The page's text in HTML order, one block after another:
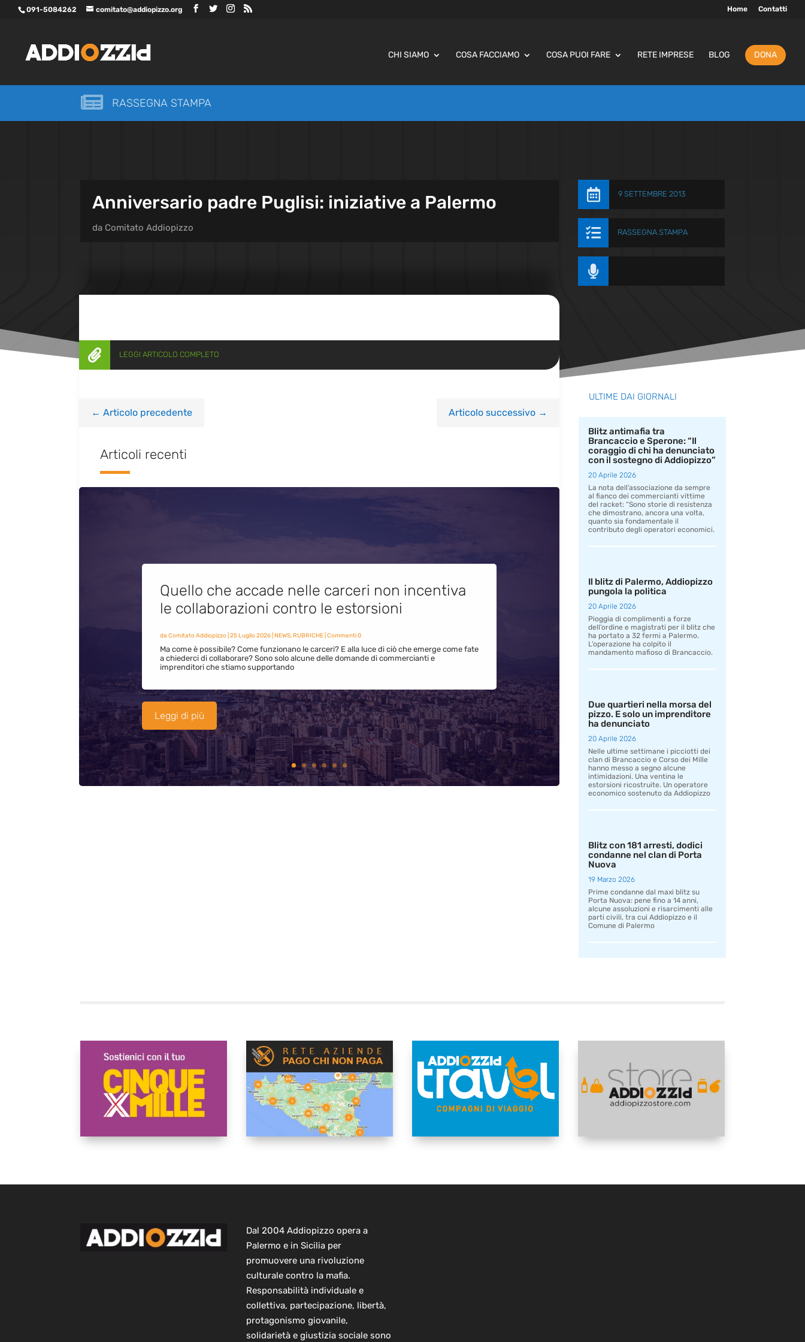
091-5084262 comitato@addiopizzo.org Home Contatti
CHI SIAMO COSA FACCIAMO COSA PUOI FARE RETE IMPRESE BLOG DONA
 RASSEGNA STAMPA
Anniversario padre Puglisi: iniziative a Palermo
da Comitato Addiopizzo
 9 SETTEMBRE 2013
 RASSEGNA STAMPA

 LEGGI ARTICOLO COMPLETO
← Articolo precedente Articolo successivo→
Articoli recenti
Quello che accade nelle carceri non incentiva
le collaborazioni contro le estorsioni
da Comitato Addiopizzo| 25 Luglio 2026| NEWS,RUBRICHE| Commenti 0
Ma come è possibile? Come funzionano le carceri? E alla luce di ciò che emerge come fate
a chiederci di collaborare? Sono solo alcune delle domande di commercianti e
imprenditori che stiamo supportando
Leggi di più
ULTIME DAI GIORNALI
Blitz antimafia tra
Brancaccio e Sperone: “Il
coraggio di chi ha denunciato
con il sostegno di Addiopizzo”
20 Aprile 2026
La nota dell’associazione da sempre
al fianco dei commercianti vittime
del racket: “Sono storie di resistenza
che dimostrano, ancora una volta,
quanto sia fondamentale il
contributo degli operatori economici.
Il blitz di Palermo, Addiopizzo
pungola la politica
20 Aprile 2026
Pioggia di complimenti a forze
dell’ordine e magistrati per il blitz che
ha portato a 32 fermi a Palermo.
L’operazione ha colpito il
mandamento mafioso di Brancaccio.
Due quartieri nella morsa del
pizzo. E solo un imprenditore
ha denunciato
20 Aprile 2026
Nelle ultime settimane i picciotti dei
clan di Brancaccio e Corso dei Mille
hanno messo a segno alcune
intimidazioni. Una ventina le
estorsioni ricostruite. Un operatore
economico sostenuto da Addiopizzo
Blitz con 181 arresti, dodici
condanne nel clan di Porta
Nuova
19 Marzo 2026
Prime condanne dal maxi blitz su
Porta Nuova: pene fino a 14 anni,
alcune assoluzioni e risarcimenti alle
parti civili, tra cui Addiopizzo e il
Comune di Palermo
Dal 2004 Addiopizzo opera a
Palermo e in Sicilia per
promuovere una rivoluzione
culturale contro la mafia.
Responsabilità individuale e
collettiva, partecipazione, libertà,
protagonismo giovanile,
solidarietà e giustizia sociale sono